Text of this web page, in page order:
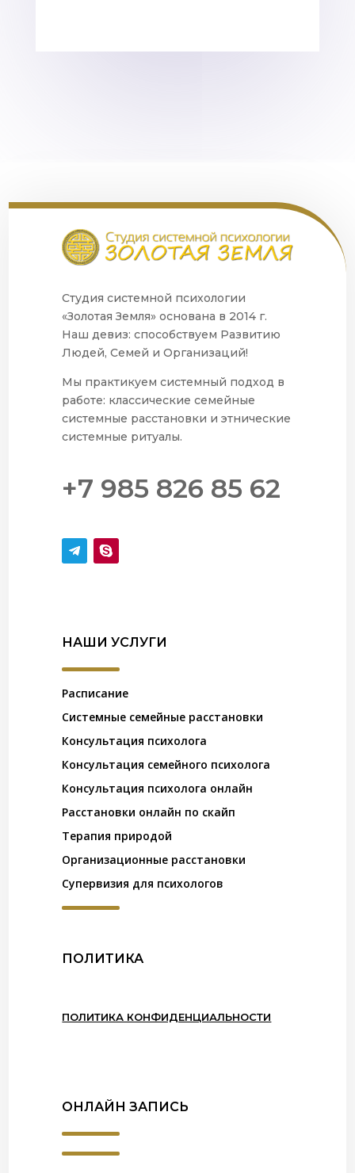
Студия системной психологии
«Золотая Земля» основана в 2014 г.
Наш девиз: способствуем Развитию
Людей, Семей и Организаций!
Мы практикуем системный подход в
работе: классические семейные
системные расстановки и этнические
системные ритуалы.
+7 985 826 85 62
НАШИ УСЛУГИ
Расписание
Системные семейные расстановки
Консультация психолога
Консультация семейного психолога
Консультация психолога онлайн
Расстановки онлайн по скайп
Терапия природой
Организационные расстановки
Супервизия для психологов
ПОЛИТИКА
ПОЛИТИКА КОНФИДЕНЦИАЛЬНОСТИ
ОНЛАЙН ЗАПИСЬ